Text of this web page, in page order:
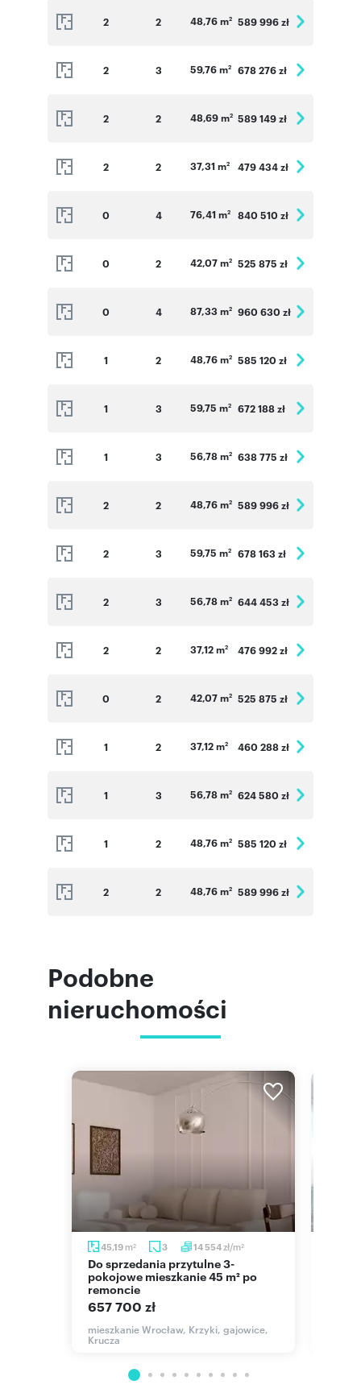
2 2 48,76 m2 589 996 zł
2 3 59,76 m2 678 276 zł
2 2 48,69 m2 589 149 zł
2 2 37,31 m2 479 434 zł
0 4 76,41 m2 840 510 zł
0 2 42,07 m2 525 875 zł
0 4 87,33 m2 960 630 zł
1 2 48,76 m2 585 120 zł
1 3 59,75 m2 672 188 zł
1 3 56,78 m2 638 775 zł
2 2 48,76 m2 589 996 zł
2 3 59,75 m2 678 163 zł
2 3 56,78 m2 644 453 zł
2 2 37,12 m2 476 992 zł
0 2 42,07 m2 525 875 zł
1 2 37,12 m2 460 288 zł
1 3 56,78 m2 624 580 zł
1 2 48,76 m2 585 120 zł
2 2 48,76 m2 589 996 zł
Podobne
nieruchomości
45,19 m2 3 14 554zł/m2
Do sprzedania przytulne 3-
pokojowe mieszkanie 45 m² po
remoncie
657 700 zł
mieszkanie Wrocław, Krzyki, gajowice,
Krucza